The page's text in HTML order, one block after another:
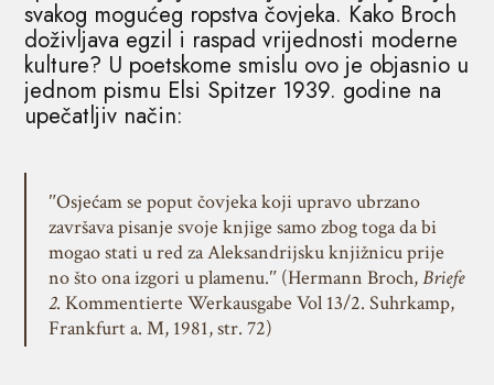
svakog mogućeg ropstva čovjeka. Kako Broch
doživljava egzil i raspad vrijednosti moderne
kulture? U poetskome smislu ovo je objasnio u
jednom pismu Elsi Spitzer 1939. godine na
upečatljiv način:
ʺOsjećam se poput čovjeka koji upravo ubrzano
završava pisanje svoje knjige samo zbog toga da bi
mogao stati u red za Aleksandrijsku knjižnicu prije
no što ona izgori u plamenu.ʺ (Hermann Broch,Briefe
2. Kommentierte Werkausgabe Vol 13/2. Suhrkamp,
Frankfurt a. M, 1981, str. 72)